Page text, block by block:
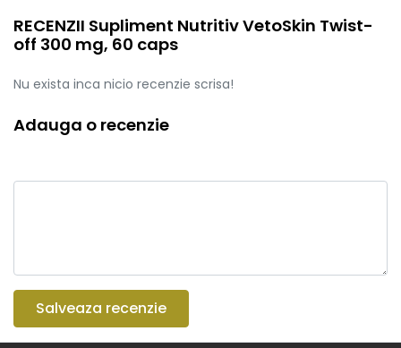
RECENZII Supliment Nutritiv VetoSkin Twist-
off 300 mg, 60 caps
Nu exista inca nicio recenzie scrisa!
Adauga o recenzie
Salveaza recenzie